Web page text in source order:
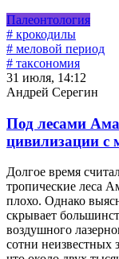
Палеонтология
# крокодилы
# меловой период
# таксономия
31 июля, 14:12
Андрей Серегин
Под лесами
цивилизации с
Долгое время
тропические леса
плохо. Однако
скрывает
воздушного
сотни